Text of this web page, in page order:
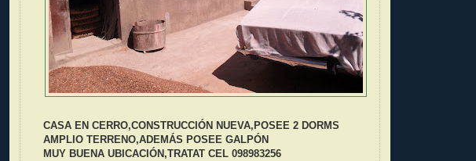
CASA EN CERRO,CONSTRUCCIÓN NUEVA,POSEE 2 DORMS
AMPLIO TERRENO,ADEMÁS POSEE GALPÓN
MUY BUENA UBICACIÓN,TRATAT CEL 098983256